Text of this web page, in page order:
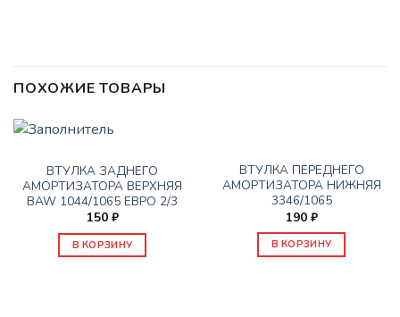
ПОХОЖИЕ ТОВАРЫ
ВТУЛКА ЗАДНЕГО
АМОРТИЗАТОРА ВЕРХНЯЯ
BAW 1044/1065 ЕВРО 2/3
150 ₽
В КОРЗИНУ
ВТУЛКА ПЕРЕДНЕГО
АМОРТИЗАТОРА НИЖНЯЯ
3346/1065
190 ₽
В КОРЗИНУ